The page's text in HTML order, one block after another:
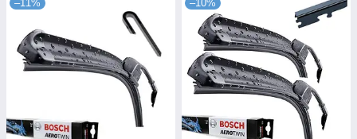
–11% –10%